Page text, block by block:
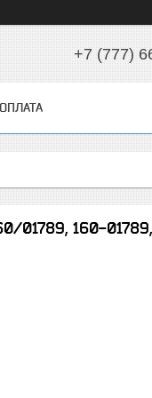
+7 (777)
01789, 160-